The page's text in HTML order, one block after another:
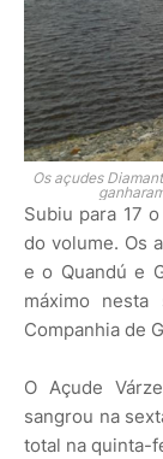
Os açudes
Subiu para 17
do volume. Os
e o Quandú e
máximo nesta
Companhia de
O Açude
sangrou na
total na quinta-